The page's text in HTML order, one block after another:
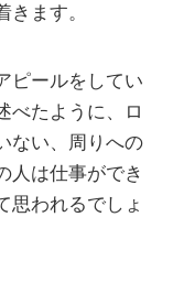
ます。
ピールをしてい
べたように、ロ
ない、周りへの
人は仕事ができ
思われるでしょ